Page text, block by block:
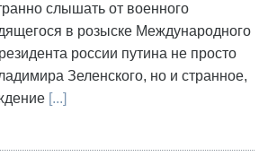
слышать от военного
в розыске Международного
россии путина не просто
Зеленского, но и странное,
[...]